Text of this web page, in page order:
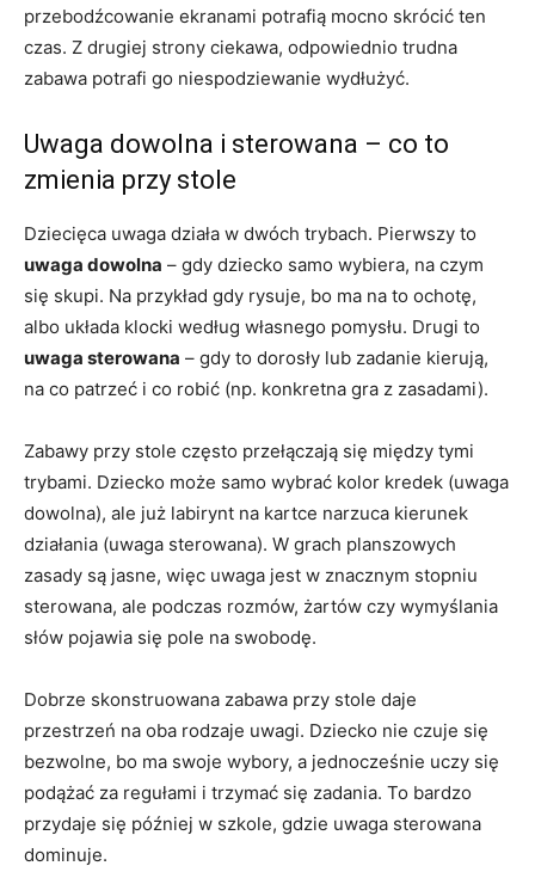
przebodźcowanie ekranami potrafią mocno skrócić ten
czas. Z drugiej strony ciekawa, odpowiednio trudna
zabawa potrafi go niespodziewanie wydłużyć.
Uwaga dowolna i sterowana – co to
zmienia przy stole
Dziecięca uwaga działa w dwóch trybach. Pierwszy to
uwaga dowolna – gdy dziecko samo wybiera, na czym
się skupi. Na przykład gdy rysuje, bo ma na to ochotę,
albo układa klocki według własnego pomysłu. Drugi to
uwaga sterowana – gdy to dorosły lub zadanie kierują,
na co patrzeć i co robić (np. konkretna gra z zasadami).
Zabawy przy stole często przełączają się między tymi
trybami. Dziecko może samo wybrać kolor kredek (uwaga
dowolna), ale już labirynt na kartce narzuca kierunek
działania (uwaga sterowana). W grach planszowych
zasady są jasne, więc uwaga jest w znacznym stopniu
sterowana, ale podczas rozmów, żartów czy wymyślania
słów pojawia się pole na swobodę.
Dobrze skonstruowana zabawa przy stole daje
przestrzeń na oba rodzaje uwagi. Dziecko nie czuje się
bezwolne, bo ma swoje wybory, a jednocześnie uczy się
podążać za regułami i trzymać się zadania. To bardzo
przydaje się później w szkole, gdzie uwaga sterowana
dominuje.